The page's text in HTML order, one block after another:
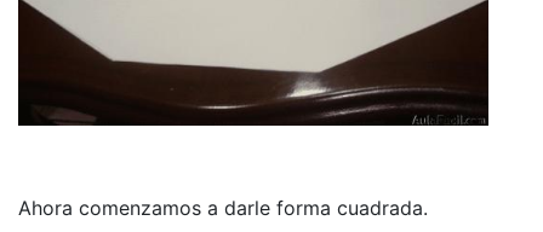
Ahora comenzamos a darle forma cuadrada.